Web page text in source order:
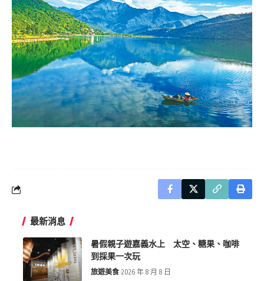
最新消息
暑假親子遊嘉義水上 太空、糖果、咖啡
到採果一次玩
旅遊美食 2026 年 8 月 8 日